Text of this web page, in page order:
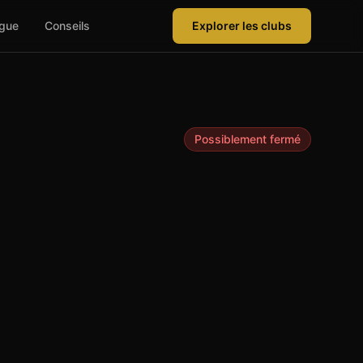
Conseils Explorer les clubs
Possiblement fermé